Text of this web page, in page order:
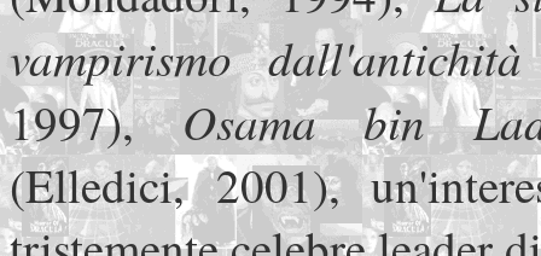
vampirismo
1997),Osama bin
(Elledici, 2001),